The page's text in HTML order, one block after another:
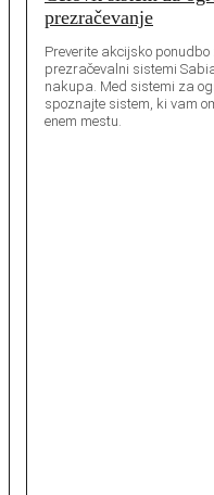
prezračevanje
Preverite akcijsko
prezračevalni sistemi
nakupa. Med sistemi za
spoznajte sistem, ki vam
enem mestu.